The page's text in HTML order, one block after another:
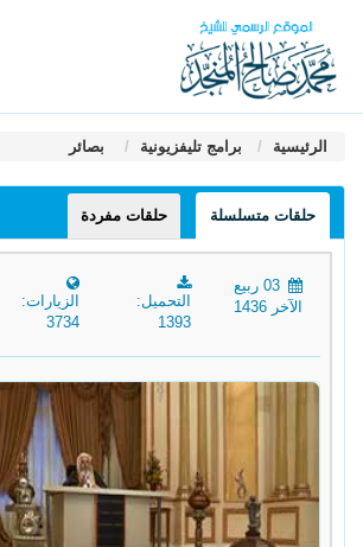
الرئيسية برامج تليفزيونية بصائر
حلقات متسلسلة حلقات مفردة
03 ربيع
الآخر 1436
التحميل:
1393
الزيارات:
3734